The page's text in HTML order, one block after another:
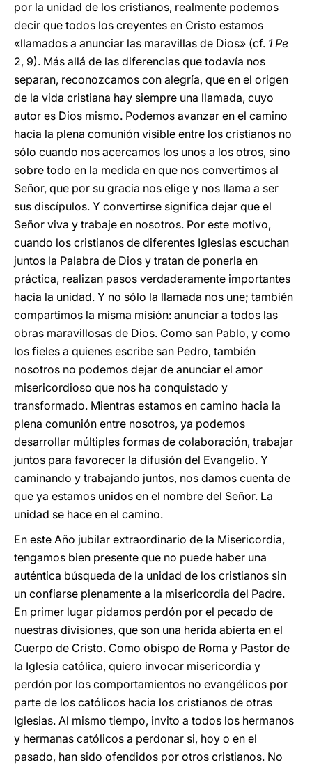
por la unidad de los cristianos, realmente podemos
decir que todos los creyentes en Cristo estamos
«llamados a anunciar las maravillas de Dios» (cf. 1 Pe
2, 9). Más allá de las diferencias que todavía nos
separan, reconozcamos con alegría, que en el origen
de la vida cristiana hay siempre una llamada, cuyo
autor es Dios mismo. Podemos avanzar en el camino
hacia la plena comunión visible entre los cristianos no
sólo cuando nos acercamos los unos a los otros, sino
sobre todo en la medida en que nos convertimos al
Señor, que por su gracia nos elige y nos llama a ser
sus discípulos. Y convertirse significa dejar que el
Señor viva y trabaje en nosotros. Por este motivo,
cuando los cristianos de diferentes Iglesias escuchan
juntos la Palabra de Dios y tratan de ponerla en
práctica, realizan pasos verdaderamente importantes
hacia la unidad. Y no sólo la llamada nos une; también
compartimos la misma misión: anunciar a todos las
obras maravillosas de Dios. Como san Pablo, y como
los fieles a quienes escribe san Pedro, también
nosotros no podemos dejar de anunciar el amor
misericordioso que nos ha conquistado y
transformado. Mientras estamos en camino hacia la
plena comunión entre nosotros, ya podemos
desarrollar múltiples formas de colaboración, trabajar
juntos para favorecer la difusión del Evangelio. Y
caminando y trabajando juntos, nos damos cuenta de
que ya estamos unidos en el nombre del Señor. La
unidad se hace en el camino.
En este Año jubilar extraordinario de la Misericordia,
tengamos bien presente que no puede haber una
auténtica búsqueda de la unidad de los cristianos sin
un confiarse plenamente a la misericordia del Padre.
En primer lugar pidamos perdón por el pecado de
nuestras divisiones, que son una herida abierta en el
Cuerpo de Cristo. Como obispo de Roma y Pastor de
la Iglesia católica, quiero invocar misericordia y
perdón por los comportamientos no evangélicos por
parte de los católicos hacia los cristianos de otras
Iglesias. Al mismo tiempo, invito a todos los hermanos
y hermanas católicos a perdonar si, hoy o en el
pasado, han sido ofendidos por otros cristianos. No